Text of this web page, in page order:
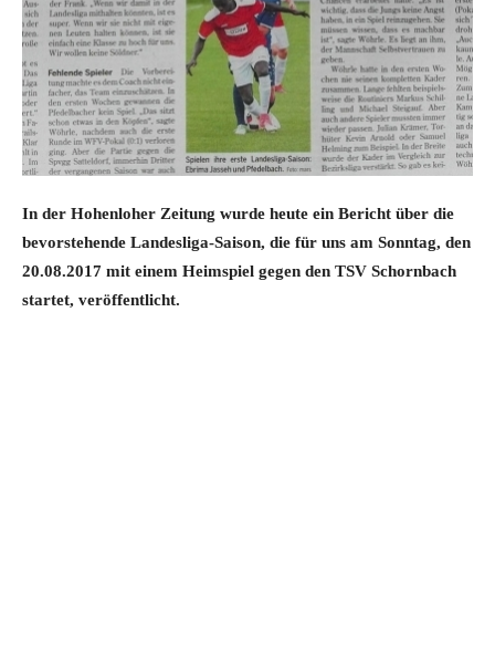
In der Hohenloher Zeitung wurde heute ein Bericht über die
bevorstehende Landesliga-Saison, die für uns am Sonntag, den
20.08.2017 mit einem Heimspiel gegen den TSV Schornbach
startet, veröffentlicht.